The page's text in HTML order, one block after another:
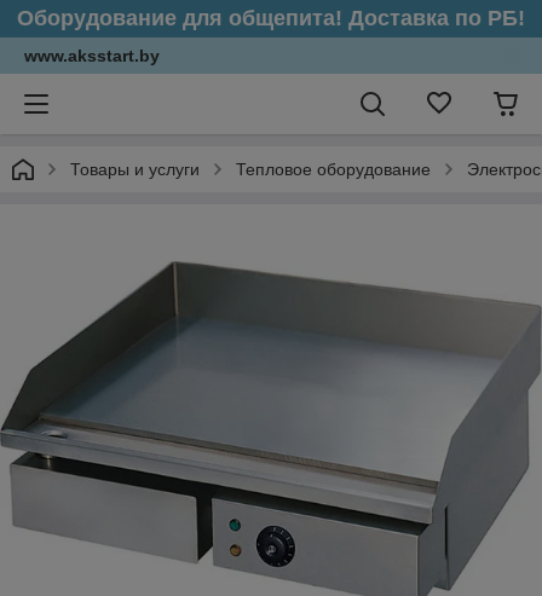
Оборудование для общепита! Доставка по РБ!
www.aksstart.by
Товары и услуги Тепловое оборудование